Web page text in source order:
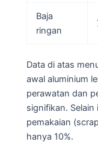
Baja
ringan
Data di atas
awal aluminium
perawatan dan
signifikan. Selain
pemakaian
hanya 10%.